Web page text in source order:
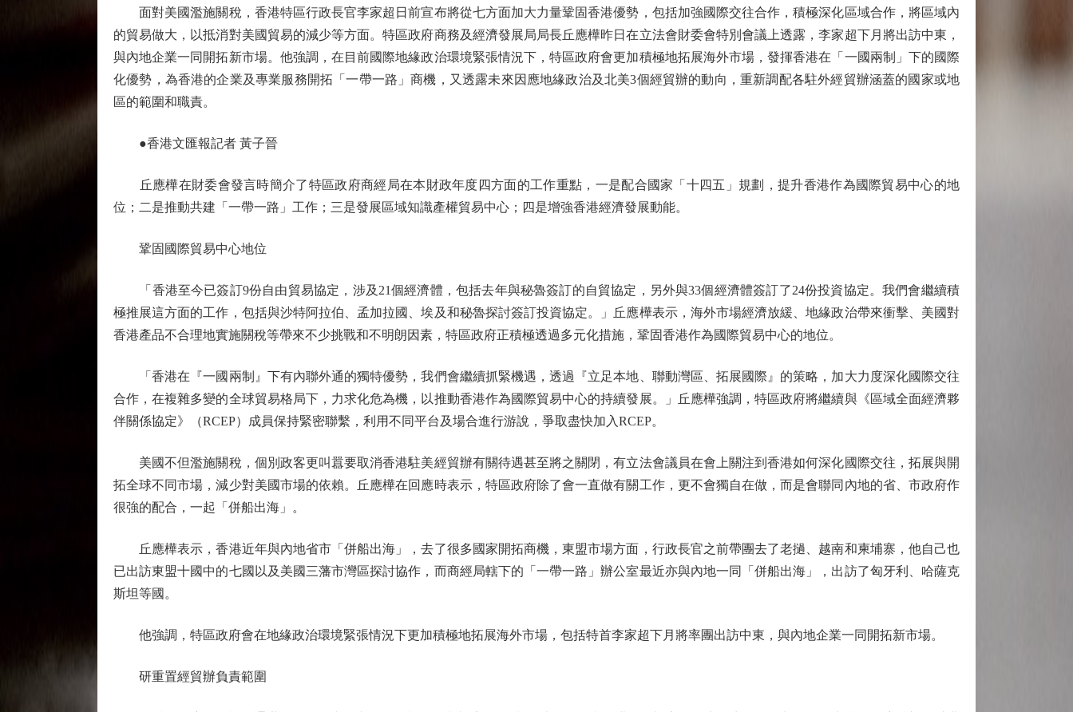
面對美國濫施關稅，香港特區行政長官李家超日前宣布將從七方面加大力量鞏固香港優勢，包括加強國際交往合作，積極深化區域合作，將區域內
的貿易做大，以抵消對美國貿易的減少等方面。特區政府商務及經濟發展局局長丘應樺昨日在立法會財委會特別會議上透露，李家超下月將出訪中東，
與內地企業一同開拓新市場。他強調，在目前國際地緣政治環境緊張情況下，特區政府會更加積極地拓展海外市場，發揮香港在「一國兩制」下的國際
化優勢，為香港的企業及專業服務開拓「一帶一路」商機，又透露未來因應地緣政治及北美3個經貿辦的動向，重新調配各駐外經貿辦涵蓋的國家或地
區的範圍和職責。
●香港文匯報記者 黃子晉
丘應樺在財委會發言時簡介了特區政府商經局在本財政年度四方面的工作重點，一是配合國家「十四五」規劃，提升香港作為國際貿易中心的地
位；二是推動共建「一帶一路」工作；三是發展區域知識產權貿易中心；四是增強香港經濟發展動能。
鞏固國際貿易中心地位
「香港至今已簽訂9份自由貿易協定，涉及21個經濟體，包括去年與秘魯簽訂的自貿協定，另外與33個經濟體簽訂了24份投資協定。我們會繼續積
極推展這方面的工作，包括與沙特阿拉伯、孟加拉國、埃及和秘魯探討簽訂投資協定。」丘應樺表示，海外市場經濟放緩、地緣政治帶來衝擊、美國對
香港產品不合理地實施關稅等帶來不少挑戰和不明朗因素，特區政府正積極透過多元化措施，鞏固香港作為國際貿易中心的地位。
「香港在『一國兩制』下有內聯外通的獨特優勢，我們會繼續抓緊機遇，透過『立足本地、聯動灣區、拓展國際』的策略，加大力度深化國際交往
合作，在複雜多變的全球貿易格局下，力求化危為機，以推動香港作為國際貿易中心的持續發展。」丘應樺強調，特區政府將繼續與《區域全面經濟夥
伴關係協定》（RCEP）成員保持緊密聯繫，利用不同平台及場合進行游說，爭取盡快加入RCEP。
美國不但濫施關稅，個別政客更叫囂要取消香港駐美經貿辦有關待遇甚至將之關閉，有立法會議員在會上關注到香港如何深化國際交往，拓展與開
拓全球不同市場，減少對美國市場的依賴。丘應樺在回應時表示，特區政府除了會一直做有關工作，更不會獨自在做，而是會聯同內地的省、市政府作
很強的配合，一起「併船出海」。
丘應樺表示，香港近年與內地省市「併船出海」，去了很多國家開拓商機，東盟市場方面，行政長官之前帶團去了老撾、越南和柬埔寨，他自己也
已出訪東盟十國中的七國以及美國三藩市灣區探討協作，而商經局轄下的「一帶一路」辦公室最近亦與內地一同「併船出海」，出訪了匈牙利、哈薩克
斯坦等國。
他強調，特區政府會在地緣政治環境緊張情況下更加積極地拓展海外市場，包括特首李家超下月將率團出訪中東，與內地企業一同開拓新市場。
研重置經貿辦負責範圍